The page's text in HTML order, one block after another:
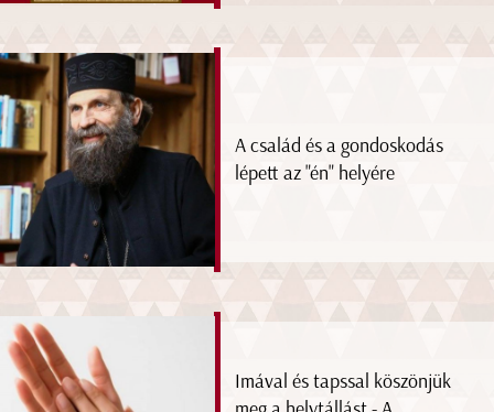
A család és a gondoskodás
lépett az "én" helyére
Imával és tapssal köszönjük